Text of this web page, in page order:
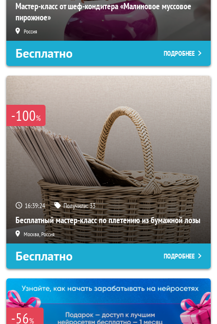
Мастер-класс от шеф-кондитера «Малиновое муссовое
пирожное»
Россия
Бесплатно ПОДРОБНЕЕ
-100%
16:39:21 Получили:33
Бесплатный мастер-класс по плетению из бумажной лозы
Москва, Россия
Бесплатно ПОДРОБНЕЕ
-56%